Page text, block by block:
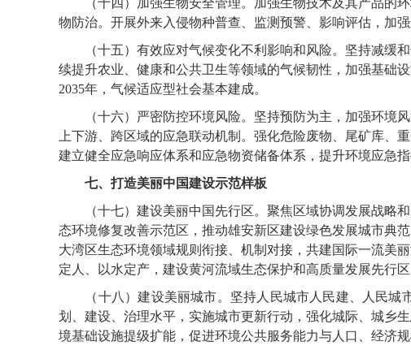
物防治。开展外来入侵物种普查、监测预警、影响评估，加
（十五）有效应对气候变化不利影响和风险。坚持减缓和
续提升农业、健康和公共卫生等领域的气候韧性，加强基础
2035年，气候适应型社会基本建成。
（十六）严密防控环境风险。坚持预防为主，加强环境风
上下游、跨区域的应急联动机制。强化危险废物、尾矿库、
建立健全应急响应体系和应急物资储备体系，提升环境应急
七、打造美丽中国建设示范样板
（十七）建设美丽中国先行区。聚焦区域协调发展战略和
态环境修复改善示范区，推动雄安新区建设绿色发展城市典
大湾区生态环境领域规则衔接、机制对接，共建国际一流美
定人、以水定产，建设黄河流域生态保护和高质量发展先行
（十八）建设美丽城市。坚持人民城市人民建、人民城
划、建设、治理水平，实施城市更新行动，强化城际、城乡
境基础设施提级扩能，促进环境公共服务能力与人口、经济